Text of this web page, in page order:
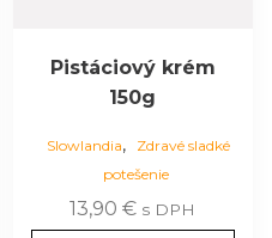
Pistáciový krém
150g
Slowlandia,
Zdravé sladké
potešenie
13,90€ s DPH